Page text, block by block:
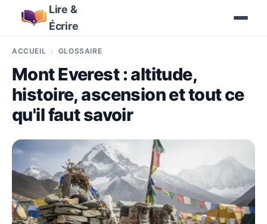
Lire &
Écrire
ACCUEIL GLOSSAIRE
Mont Everest : altitude,
histoire, ascension et tout ce
qu'il faut savoir